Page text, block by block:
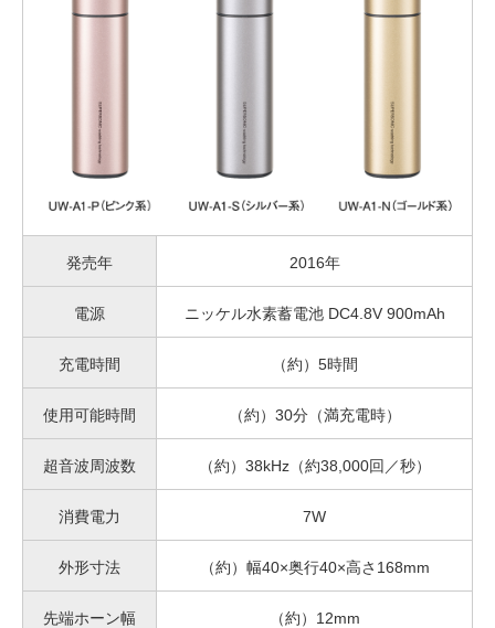
発売年 2016年
電源 ニッケル水素蓄電池 DC4.8V 900mAh
充電時間 （約）5時間
使用可能時間 （約）30分（満充電時）
超音波周波数 （約）38kHz（約38,000回／秒）
消費電力 7W
外形寸法 （約）幅40×奥行40×高さ168mm
先端ホーン幅 （約）12mm